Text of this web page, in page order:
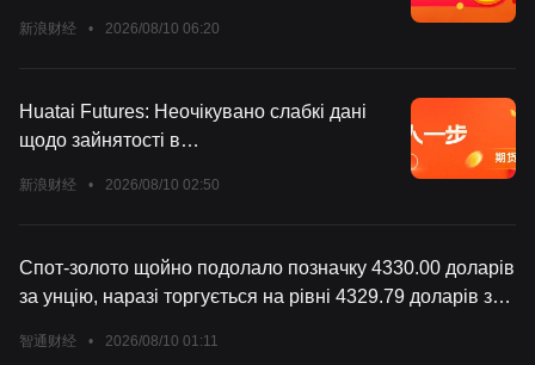
新浪财经 • 2026/08/10 06:20
Huatai Futures: Неочікувано слабкі дані
щодо зайнятості в
дорогоцінні метали продовжують
新浪财经 • 2026/08/10 02:50
Спот-золото щойно подолало позначку 4330.00 доларів
за унцію, наразі торгується на рівні 4329.79 доларів за
COMEX наразі торгуються на рівні 4389.00 доларів за
智通财经 • 2026/08/10 01:11